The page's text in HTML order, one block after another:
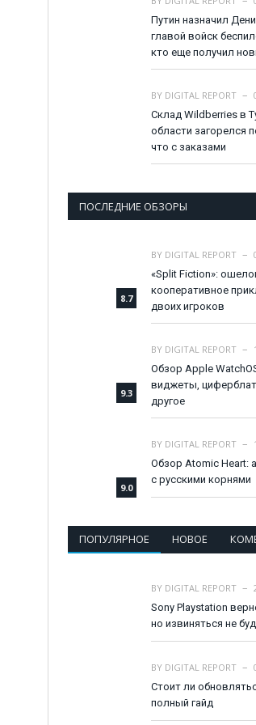
Путин назначил
главой войск
кто еще получил
BY DIGITAL REPORT
Склад Wildberries в
области загорелся
что с заказами
ПОСЛЕДНИЕ ОБЗОРЫ
8.7
BY DIGITAL REPORT
«Split Fiction»:
кооперативное
двоих игроков
9.3
BY DIGITAL REPORT
Обзор Apple
виджеты,
другое
9.0
BY DIGITAL REPORT
Обзор Atomic Heart:
с русскими корнями
ПОПУЛЯРНОЕ НОВОЕ
BY DIGITAL REPORT
Sony Playstation
но извиняться не
BY DIGITAL REPORT
Стоит ли
полный гайд